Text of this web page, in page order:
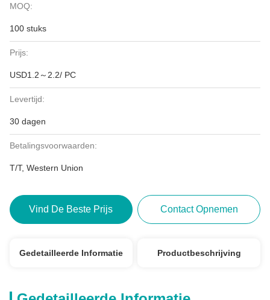
MOQ:
100 stuks
Prijs:
USD1.2～2.2/ PC
Levertijd:
30 dagen
Betalingsvoorwaarden:
T/T, Western Union
Vind De Beste Prijs Contact Opnemen
Gedetailleerde Informatie Productbeschrijving